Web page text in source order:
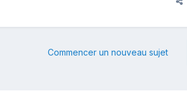
Commencer un nouveau sujet